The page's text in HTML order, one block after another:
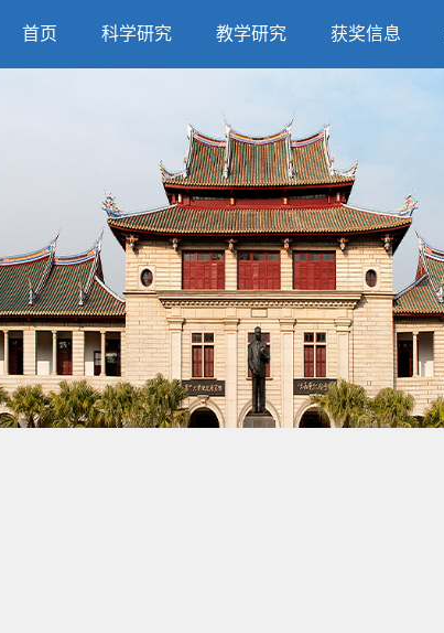
首页 科学研究 教学研究 获奖信息